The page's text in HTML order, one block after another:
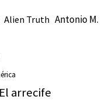
Alien Truth Antonio M.
El arrecife